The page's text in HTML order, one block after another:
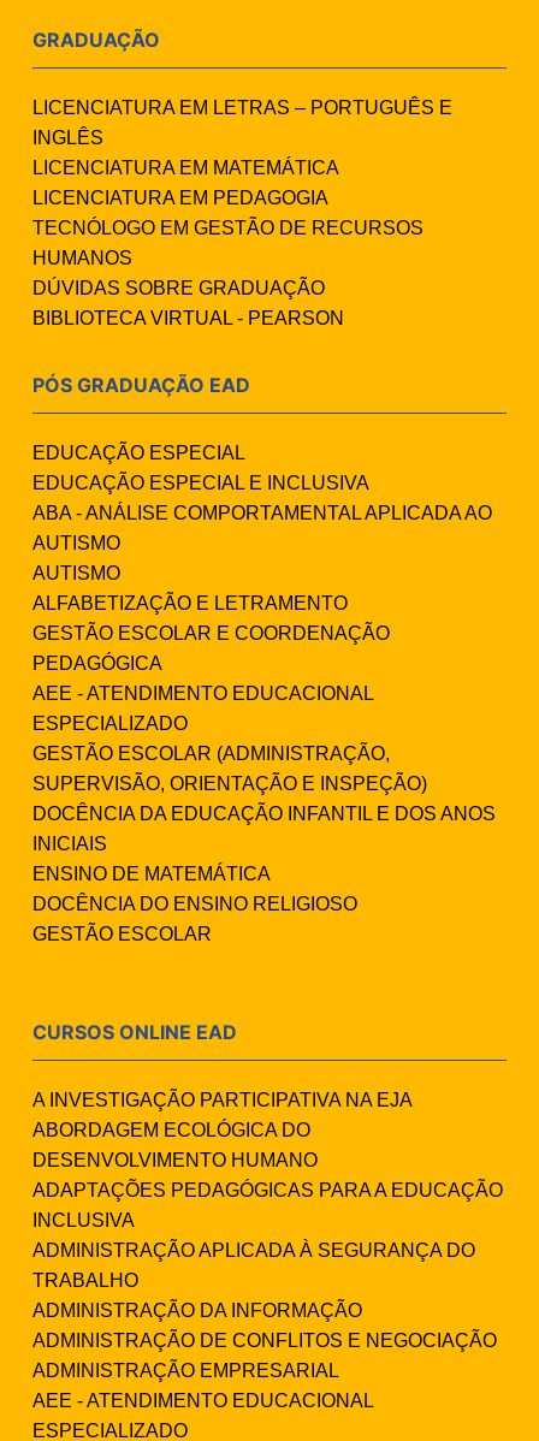
GRADUAÇÃO
LICENCIATURA EM LETRAS – PORTUGUÊS E
INGLÊS
LICENCIATURA EM MATEMÁTICA
LICENCIATURA EM PEDAGOGIA
TECNÓLOGO EM GESTÃO DE RECURSOS
HUMANOS
DÚVIDAS SOBRE GRADUAÇÃO
BIBLIOTECA VIRTUAL - PEARSON
PÓS GRADUAÇÃO EAD
EDUCAÇÃO ESPECIAL
EDUCAÇÃO ESPECIAL E INCLUSIVA
ABA - ANÁLISE COMPORTAMENTAL APLICADA AO
AUTISMO
AUTISMO
ALFABETIZAÇÃO E LETRAMENTO
GESTÃO ESCOLAR E COORDENAÇÃO
PEDAGÓGICA
AEE - ATENDIMENTO EDUCACIONAL
ESPECIALIZADO
GESTÃO ESCOLAR (ADMINISTRAÇÃO,
SUPERVISÃO, ORIENTAÇÃO E INSPEÇÃO)
DOCÊNCIA DA EDUCAÇÃO INFANTIL E DOS ANOS
INICIAIS
ENSINO DE MATEMÁTICA
DOCÊNCIA DO ENSINO RELIGIOSO
GESTÃO ESCOLAR
CURSOS ONLINE EAD
A INVESTIGAÇÃO PARTICIPATIVA NA EJA
ABORDAGEM ECOLÓGICA DO
DESENVOLVIMENTO HUMANO
ADAPTAÇÕES PEDAGÓGICAS PARA A EDUCAÇÃO
INCLUSIVA
ADMINISTRAÇÃO APLICADA À SEGURANÇA DO
TRABALHO
ADMINISTRAÇÃO DA INFORMAÇÃO
ADMINISTRAÇÃO DE CONFLITOS E NEGOCIAÇÃO
ADMINISTRAÇÃO EMPRESARIAL
AEE - ATENDIMENTO EDUCACIONAL
ESPECIALIZADO